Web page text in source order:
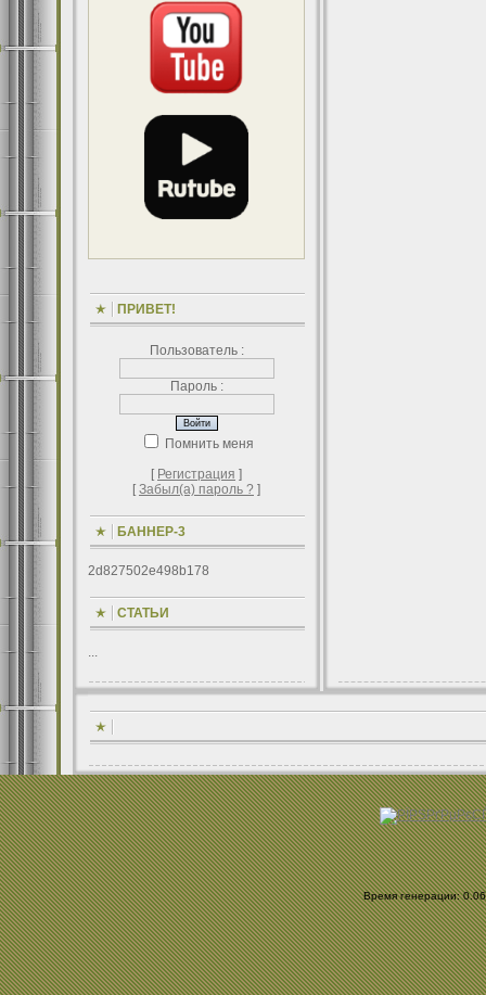
ПРИВЕТ!
Пользователь :
Пароль :
Помнить меня
[ Регистрация ]
[Забыл(а) пароль ? ]
БАННЕР-3
2d827502e498b178
СТАТЬИ
...
Время генерации: